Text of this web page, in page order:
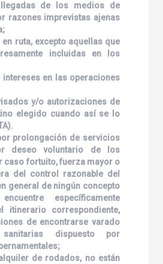
de los medios de
razones imprevistas ajenas
ruta, excepto aquellas que
incluidas en los
intereses en las operaciones
y/o autorizaciones de
elegido cuando así se lo
prolongación de servicios
deseo voluntario de los
caso fortuito, fuerza mayor o
del control razonable del
general de ningún concepto
específicamente
itinerario correspondiente,
de encontrarse varado
dispuesto por
de rodados, no están